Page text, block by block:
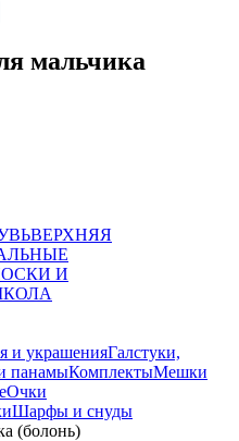
мальчика
ВЕРХНЯЯ
И
и украшенияГалстуки,
панамыКомплектыМешки
Очки
Шарфы и снуды
(болонь)